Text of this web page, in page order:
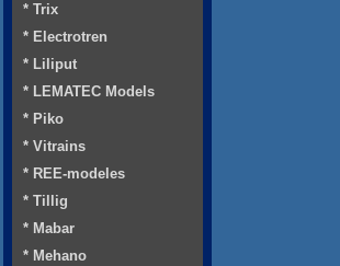
* Trix
* Electrotren
* Liliput
* LEMATEC Models
* Piko
* Vitrains
* REE-modeles
* Tillig
* Mabar
* Mehano